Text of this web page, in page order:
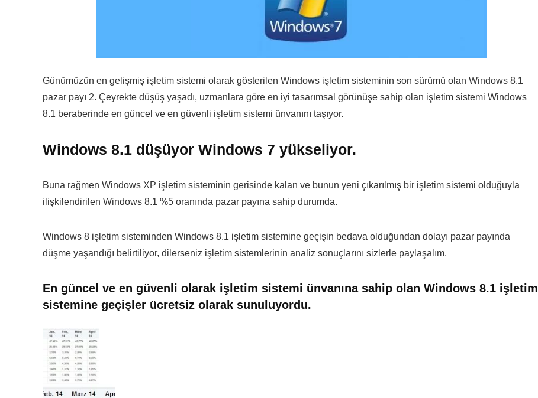
Günümüzün en gelişmiş işletim sistemi olarak gösterilen Windows işletim sisteminin son sürümü olan Windows 8.1
pazar payı 2. Çeyrekte düşüş yaşadı, uzmanlara göre en iyi tasarımsal görünüşe sahip olan işletim sistemi Windows
8.1 beraberinde en güncel ve en güvenli işletim sistemi ünvanını taşıyor.
Windows 8.1 düşüyor Windows 7 yükseliyor.
Buna rağmen Windows XP işletim sisteminin gerisinde kalan ve bunun yeni çıkarılmış bir işletim sistemi olduğuyla
ilişkilendirilen Windows 8.1 %5 oranında pazar payına sahip durumda.
Windows 8 işletim sisteminden Windows 8.1 işletim sistemine geçişin bedava olduğundan dolayı pazar payında
düşme yaşandığı belirtiliyor, dilerseniz işletim sistemlerinin analiz sonuçlarını sizlerle paylaşalım.
En güncel ve en güvenli olarak işletim sistemi ünvanına sahip olan Windows 8.1 işletim
sistemine geçişler ücretsiz olarak sunuluyordu.